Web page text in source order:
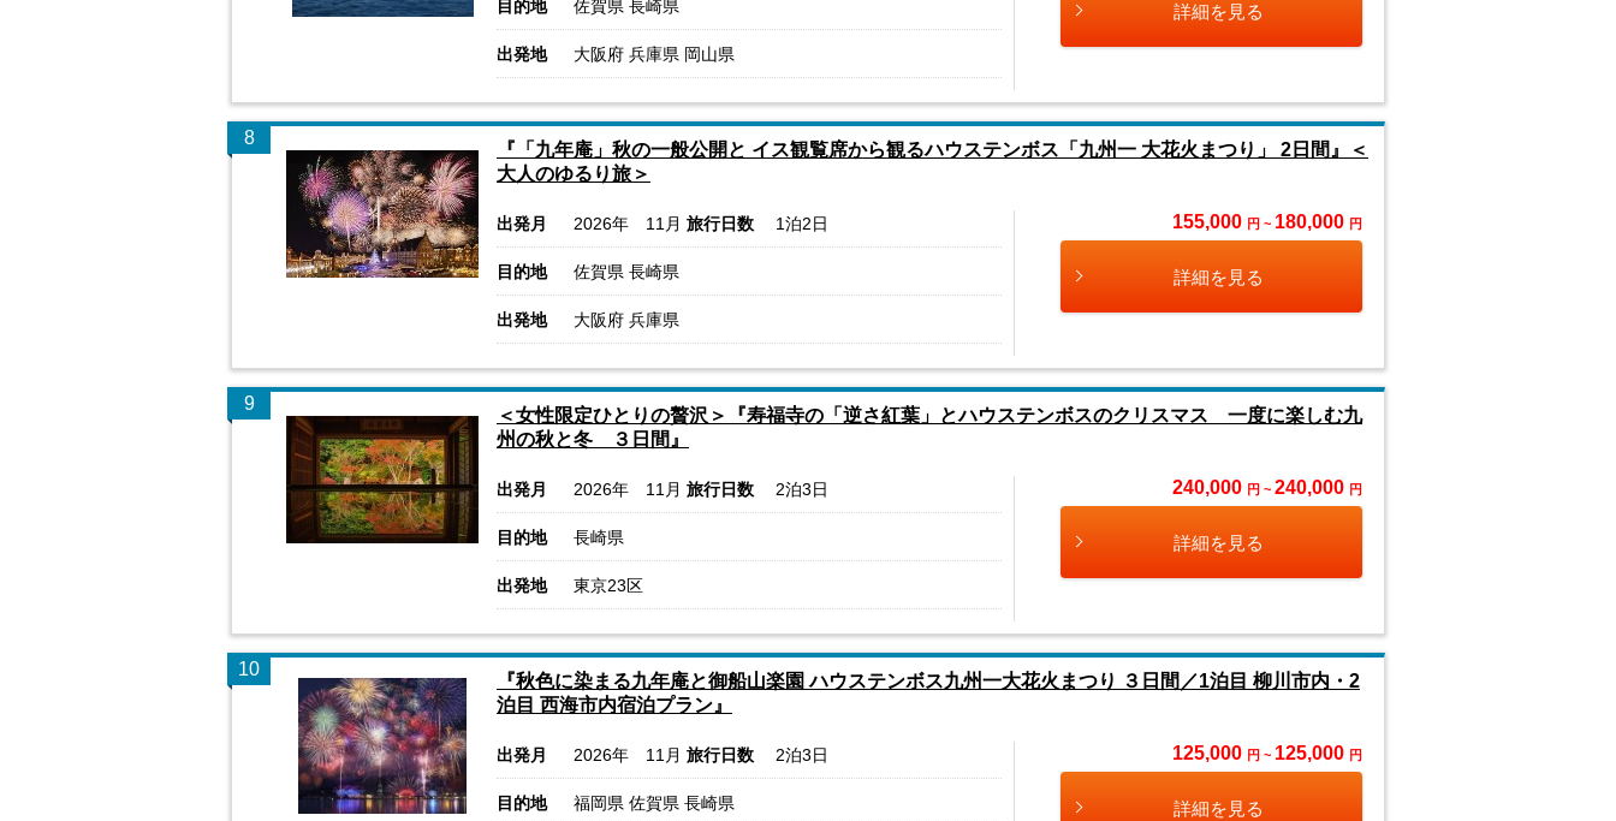
目的地 佐賀県 長崎県
出発地 大阪府 兵庫県 岡山県
詳細を見る
8
『「九年庵」秋の一般公開と イス観覧席から観るハウステンボス「九州一 大花火まつり」 2日間』＜
大人のゆるり旅＞
出発月 2026年 11月 旅行日数 1泊2日
目的地 佐賀県 長崎県
出発地 大阪府 兵庫県
155,000 円 ~ 180,000 円
詳細を見る
9
＜女性限定ひとりの贅沢＞『寿福寺の「逆さ紅葉」とハウステンボスのクリスマス 一度に楽しむ九
州の秋と冬 ３日間』
出発月 2026年 11月 旅行日数 2泊3日
目的地 長崎県
出発地 東京23区
240,000 円 ~ 240,000 円
詳細を見る
10
『秋色に染まる九年庵と御船山楽園 ハウステンボス九州一大花火まつり ３日間／1泊目 柳川市内・2
泊目 西海市内宿泊プラン』
出発月 2026年 11月 旅行日数 2泊3日
目的地 福岡県 佐賀県 長崎県
125,000 円 ~ 125,000 円
詳細を見る